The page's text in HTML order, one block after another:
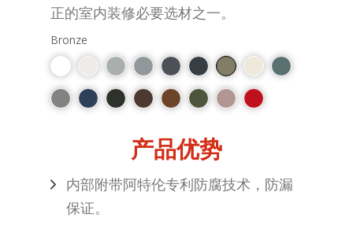
正的室内装修必要选材之一。
Bronze
产品优势
内部附带阿特伦专利防腐技术，防漏
保证。